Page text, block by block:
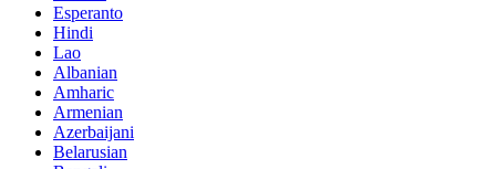
Esperanto
Hindi
Lao
Albanian
Amharic
Armenian
Azerbaijani
Belarusian